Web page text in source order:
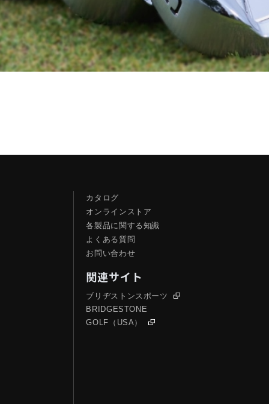
カタログ
オンラインストア
各製品に関する知識
よくある質問
お問い合わせ
関連サイト
ブリヂストンスポーツ
BRIDGESTONE
GOLF（USA）